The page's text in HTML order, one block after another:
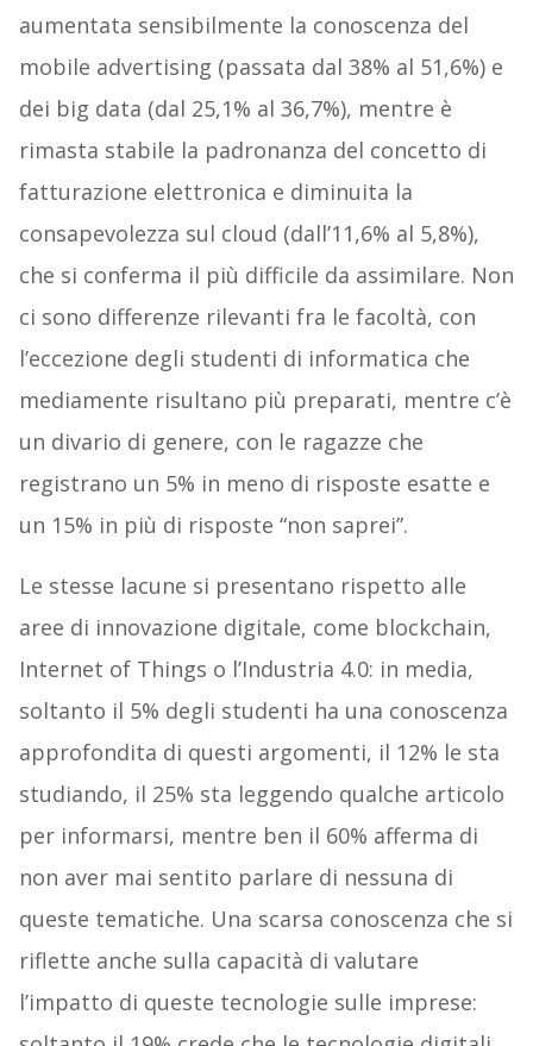
aumentata sensibilmente la conoscenza del
mobile advertising (passata dal 38% al 51,6%) e
dei big data (dal 25,1% al 36,7%), mentre è
rimasta stabile la padronanza del concetto di
fatturazione elettronica e diminuita la
consapevolezza sul cloud (dall’11,6% al 5,8%),
che si conferma il più difficile da assimilare. Non
ci sono differenze rilevanti fra le facoltà, con
l’eccezione degli studenti di informatica che
mediamente risultano più preparati, mentre c’è
un divario di genere, con le ragazze che
registrano un 5% in meno di risposte esatte e
un 15% in più di risposte “non saprei”.
Le stesse lacune si presentano rispetto alle
aree di innovazione digitale, come blockchain,
Internet of Things o l’Industria 4.0: in media,
soltanto il 5% degli studenti ha una conoscenza
approfondita di questi argomenti, il 12% le sta
studiando, il 25% sta leggendo qualche articolo
per informarsi, mentre ben il 60% afferma di
non aver mai sentito parlare di nessuna di
queste tematiche. Una scarsa conoscenza che si
riflette anche sulla capacità di valutare
l’impatto di queste tecnologie sulle imprese: